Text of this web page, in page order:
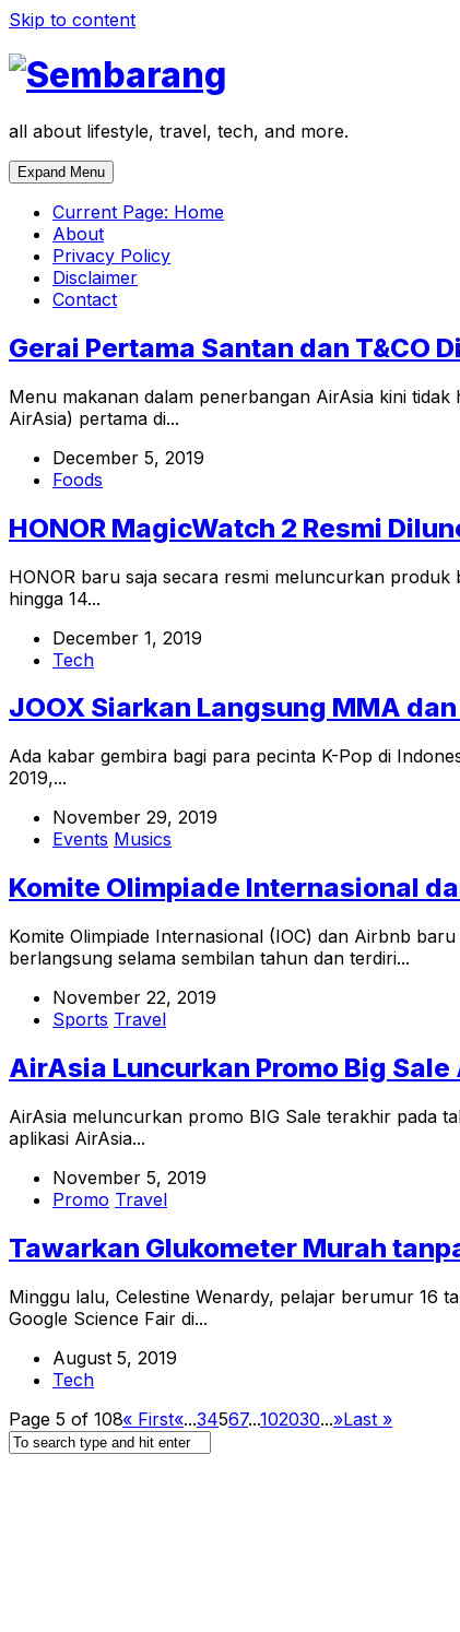
Skip to content
all about lifestyle, travel, tech, and more.
Expand Menu
Current Page: Home
About
Privacy Policy
Disclaimer
Contact
Gerai Pertama Santan dan T&CO
Menu makanan dalam penerbangan AirAsia kini
AirAsia) pertama di...
December 5, 2019
Foods
HONOR MagicWatch 2 Resmi
HONOR baru saja secara resmi meluncurkan
hingga 14...
December 1, 2019
Tech
JOOX Siarkan Langsung MMA
Ada kabar gembira bagi para pecinta K-Pop di
2019,...
November 29, 2019
Events Musics
Komite Olimpiade Internasional
Komite Olimpiade Internasional (IOC) dan Airbnb
berlangsung selama sembilan tahun dan terdiri...
November 22, 2019
Sports Travel
AirAsia Luncurkan Promo Big Sale
AirAsia meluncurkan promo BIG Sale terakhir pada
aplikasi AirAsia...
November 5, 2019
Promo Travel
Tawarkan Glukometer Murah
Minggu lalu, Celestine Wenardy, pelajar berumur 16
Google Science Fair di...
August 5, 2019
Tech
Page 5 of 108« First«...34567...102030...»Last »